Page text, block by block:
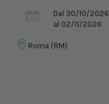
Dal 30/10/2026
al 02/11/2026
Roma (RM)